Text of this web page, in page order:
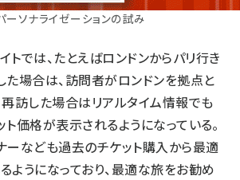
ソナライゼーションの試み
では、たとえばロンドンからパリ行き
た場合は、訪問者がロンドンを拠点と
再訪した場合はリアルタイム情報でも
ト価格が表示されるようになっている。
ーなども過去のチケット購入から最適
ようになっており、最適な旅をお勧め